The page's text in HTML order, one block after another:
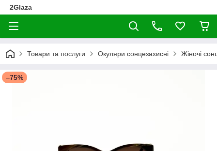
2Glaza
Товари та послуги Окуляри сонцезахисні Жіночі
–75%